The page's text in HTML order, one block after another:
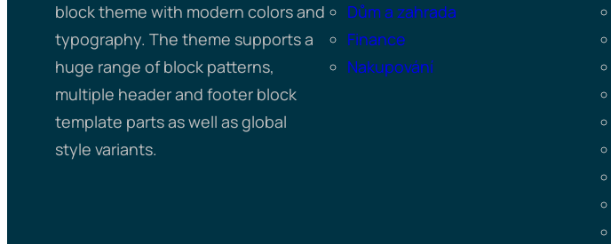
block theme with modern colors and
typography. The theme supports a
huge range of block patterns,
multiple header and footer block
template parts as well as global
style variants.
Dům a zahrada
Finance
Nakupování